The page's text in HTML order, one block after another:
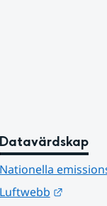
Datavärdskap
Nationella
Luftwebb
Länk till